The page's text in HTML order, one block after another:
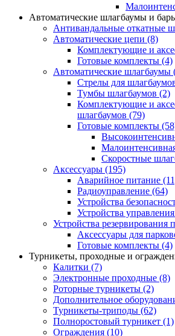
Автоматические шлагбаумы и
Антивандальные откатные
Автоматические цепи (8)
Комплектующие и
Готовые комплекты (4)
Автоматические шлагбаумы
Стрелы для
Тумбы шлагбаумов (2)
Комплектующие и
шлагбаумов (79)
Готовые комплекты
Скоростные
Аксессуары (195)
Аварийное питание
Радиоуправление (64)
Устройства
Устройства управления
Устройства резервирования
Аксессуары для
Готовые комплекты (4)
Турникеты, проходные и
Калитки (7)
Электронные проходные (8)
Роторные турникеты (2)
Дополнительное
Турникеты-триподы (62)
Полноростовый турникет (1)
Ограждения (10)